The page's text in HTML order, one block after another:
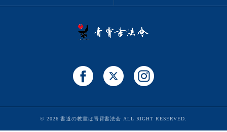
© 2026 書道の教室は青霄書法会 ALL RIGHT RESERVED.